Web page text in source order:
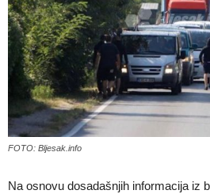
FOTO: Bljesak.info
Na osnovu dosadašnjih informacija iz